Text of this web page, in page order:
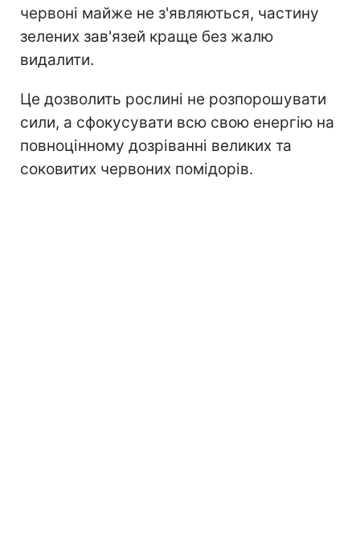
червоні майже не з'являються, частину
зелених зав'язей краще без жалю
видалити.
Це дозволить рослині не розпорошувати
сили, а сфокусувати всю свою енергію на
повноцінному дозріванні великих та
соковитих червоних помідорів.